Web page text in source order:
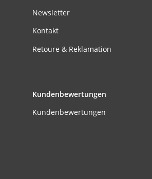
Newsletter
Kontakt
Retoure & Reklamation
Kundenbewertungen
Kundenbewertungen